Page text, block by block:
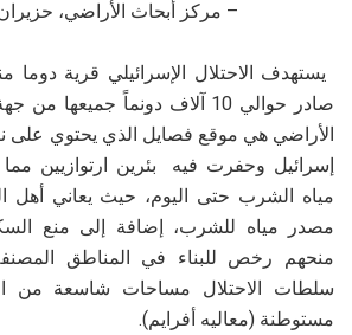
– مركز أبحاث الأراضي، حزيران
صادر حوالي 10 آلاف دونماً
الأراضي هي موقع فصايل الذي يحتوي على
إسرائيل وحفرت فيه بئرين ارتوازيين
مياه الشرب حتى اليوم، حيث يعاني أهل
مصدر مياه للشرب، إضافة إلى منع
منحهم رخص للبناء في المناطق
سلطات الاحتلال مساحات شاسعة من
مستوطنة (معاليه أفرايم).